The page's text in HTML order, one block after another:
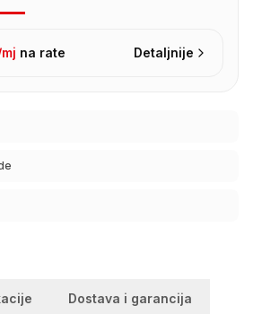
na rate Detaljnije
Dostava i garancija